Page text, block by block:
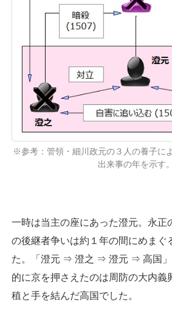
※参考：管領・細川政元の３人の養子に
出来事の年を示す。
一時は当主の座にあった澄元。永正
の後継者争いは約１年の間にめまぐ
た。「澄元 ⇒ 澄之 ⇒ 澄元 ⇒ 高国」
的に京を押さえたのは周防の大内義
稙と手を結んだ高国でした。